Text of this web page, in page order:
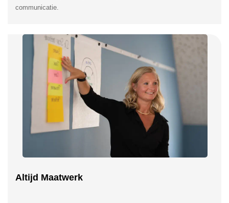
communicatie.
Altijd Maatwerk